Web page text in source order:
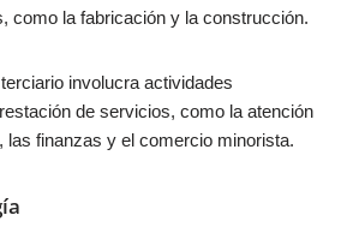
como la fabricación y la construcción.
involucra actividades
de servicios, como la atención
las finanzas y el comercio minorista.